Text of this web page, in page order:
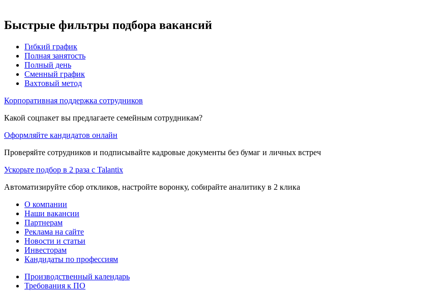
Быстрые фильтры подбора вакансий
Гибкий график
Полная занятость
Полный день
Сменный график
Вахтовый метод
Корпоративная поддержка сотрудников
Какой соцпакет вы предлагаете семейным сотрудникам?
Оформляйте кандидатов онлайн
Проверяйте сотрудников и подписывайте кадровые документы без бумаг и личных встреч
Ускорьте подбор в 2 раза с Talantix
Автоматизируйте сбор откликов, настройте воронку, собирайте аналитику в 2 клика
О компании
Наши вакансии
Партнерам
Реклама на сайте
Новости и статьи
Инвесторам
Кандидаты по профессиям
Производственный календарь
Требования к ПО